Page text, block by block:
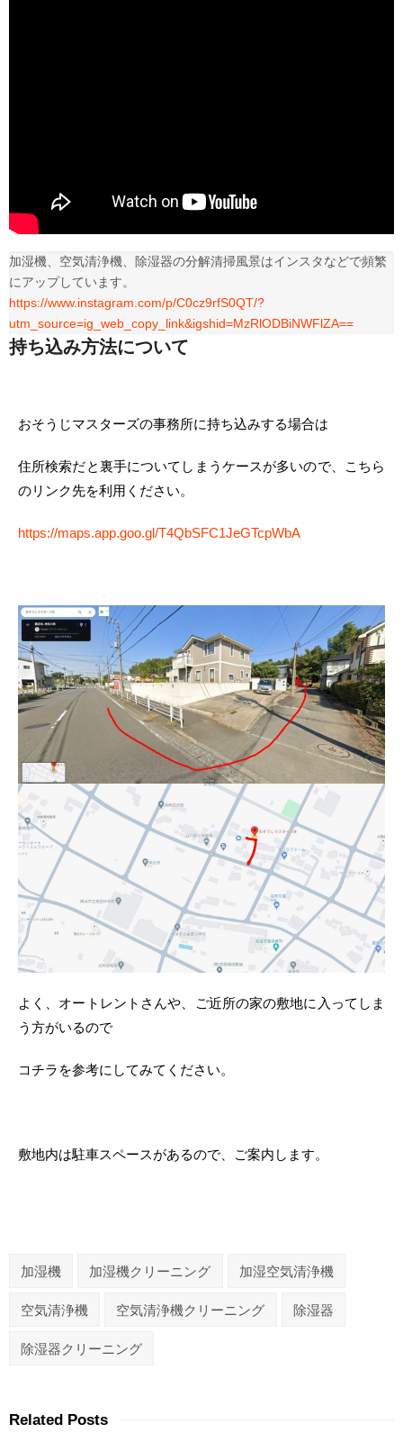
加湿機、空気清浄機、除湿器の分解清掃風景はインスタなどで頻繁
https://www.instagram.com/p/C0cz9rfS0QT/?
utm_source=ig_web_copy_link&igshid=MzRlODBiNWFlZA==
持ち込み方法について
おそうじマスターズの事務所に持ち込みする場合は
住所検索だと裏手についてしまうケースが多いので、こちら
のリンク先を利用ください。
https://maps.app.goo.gl/T4QbSFC1JeGTcpWbA
よく、オートレントさんや、ご近所の家の敷地に入ってしま
う方がいるので
コチラを参考にしてみてください。
敷地内は駐車スペースがあるので、ご案内します。
加湿機 加湿機クリーニング 加湿空気清浄機
空気清浄機 空気清浄機クリーニング 除湿器
除湿器クリーニング
Related Posts